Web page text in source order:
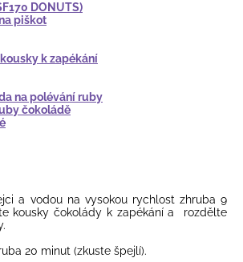
DONUTS)
piškot
k zapékání
na polévání ruby
čokoládě
a vodou na vysokou rychlost zhruba 9
kousky čokolády k zapékání a
rozdělte
20 minut (zkuste špejlí).